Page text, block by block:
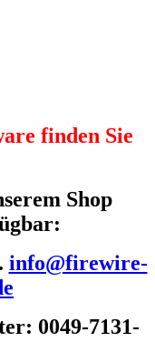
finden Sie
Shop
info@firewire-
0049-7131-